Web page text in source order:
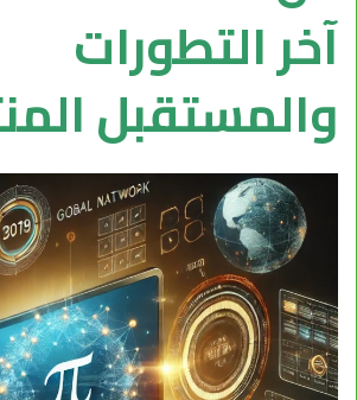
آخر التطورات
والمستقبل